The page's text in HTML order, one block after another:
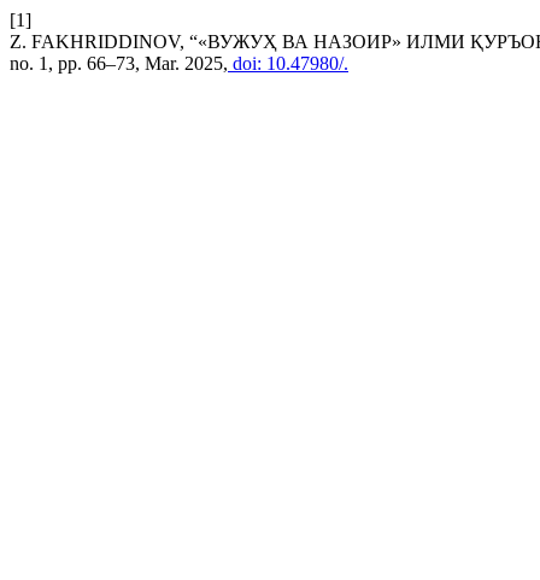
[1]
Z. FAKHRIDDINOV, “«ВУЖУҲ ВА НАЗОИР» ИЛМИ
no. 1, pp. 66–73, Mar. 2025, doi: 10.47980/.